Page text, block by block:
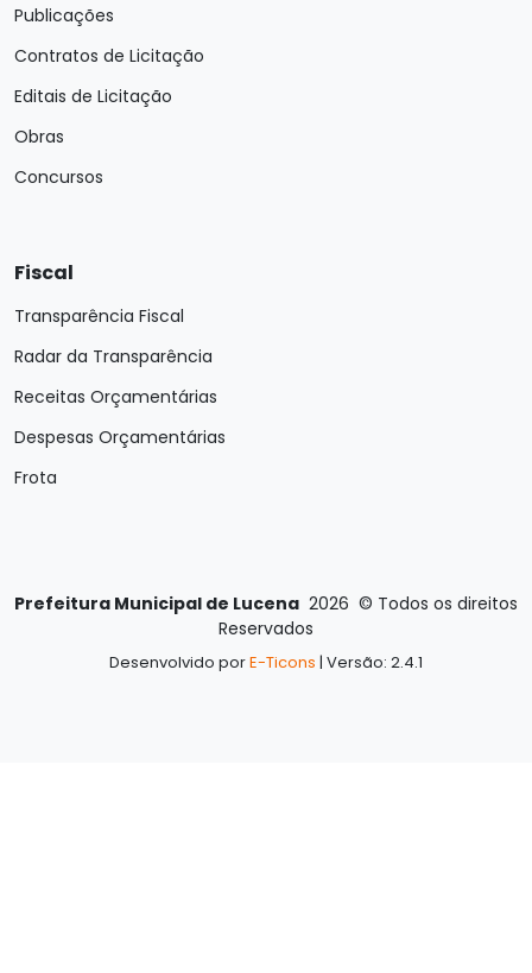
Publicações
Contratos de Licitação
Editais de Licitação
Obras
Concursos
Fiscal
Transparência Fiscal
Radar da Transparência
Receitas Orçamentárias
Despesas Orçamentárias
Frota
Prefeitura Municipal de Lucena 2026 © Todos os direitos
Reservados
Desenvolvido porE-Ticons | Versão: 2.4.1